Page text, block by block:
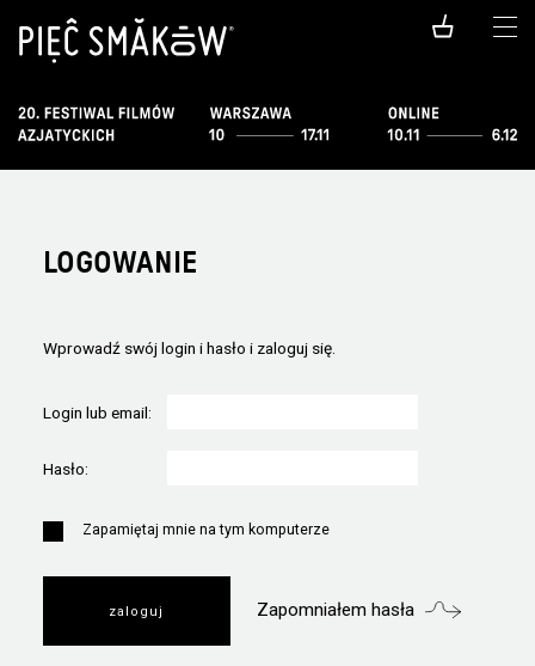
LOGOWANIE
Wprowadź swój login i hasło i zaloguj się.
Login lub email:
Hasło:
Zapamiętaj mnie na tym komputerze
Zapomniałem hasła